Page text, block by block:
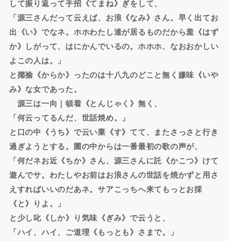
して振り返って手招《てまね》ぎをして、
「源三さんだって云えば、お浪《なみ》さん。早く出てお
出《い》でなネ。ホホわたし達が居るものだから羞《はず
か》しがって、はにかんでいるの。ホホホ、なおおかしい
よこの人は。」
と揶揄《からか》ったのは十八九のどこと無く嫌味《いや
み》な女であった。
源三は一向｜頓着《とんじゃく》無く、
「何云ってるんだ、世話焼め。」
と口の中《うち》で云い棄《す》てて、またさっさと行き
過ぎようとする。圃の中からは一番最初の歌の声が、
「何だネお近《ちか》さん、源三さんに託《かこつ》けて
遊んでサ。わたしやお前はお浪さんの世話を焼かずと用さ
えすればいいのだあネ。サアこっちへ来てもっとお採
《と》りよ。」
と少し叱《しか》り気味《ぎみ》で云うと、
「ハイ、ハイ、ご道理《もっとも》さまで。」